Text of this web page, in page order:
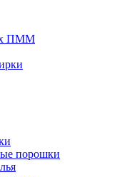
ПММ
порошки